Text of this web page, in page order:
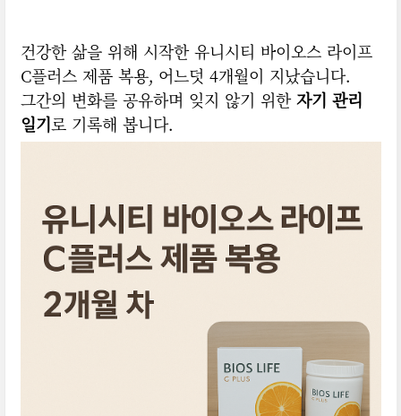
건강한 삶을 위해 시작한 유니시티 바이오스 라이프
C플러스 제품 복용, 어느덧 4개월이 지났습니다.
그간의 변화를 공유하며 잊지 않기 위한자기 관리
일기로 기록해 봅니다.